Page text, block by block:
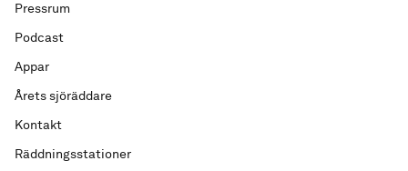
Pressrum
Podcast
Appar
Årets sjöräddare
Kontakt
Räddningsstationer